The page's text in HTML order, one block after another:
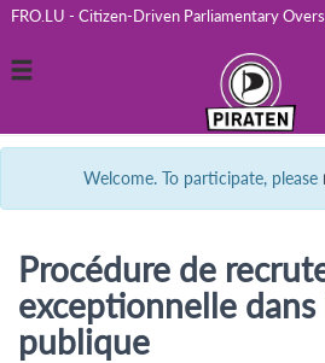
FRO.LU - Citizen-Driven Parliamentary
Toggle
Welcome. To participate, please
Procédure de
exceptionnelle
publique